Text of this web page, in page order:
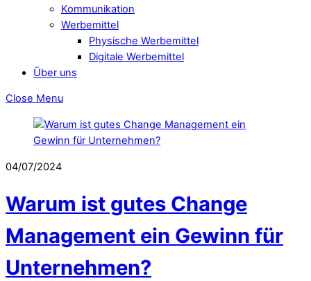
Kommunikation
Werbemittel
Physische Werbemittel
Digitale Werbemittel
Über uns
Close Menu
04/07/2024
Warum ist gutes Change
Management ein Gewinn für
Unternehmen?